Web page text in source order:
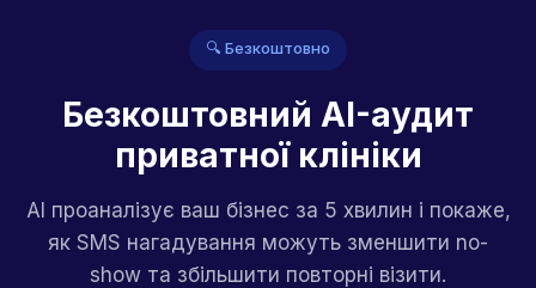
🔍 Безкоштовно
Безкоштовний AI-аудит
приватної клініки
AI проаналізує ваш бізнес за 5 хвилин і покаже,
як SMS нагадування можуть зменшити no-
show та збільшити повторні візити.